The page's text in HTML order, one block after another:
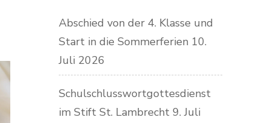
Abschied von der 4. Klasse und
Start in die Sommerferien 10.
Juli 2026
Schulschlusswortgottesdienst
im Stift St. Lambrecht 9. Juli